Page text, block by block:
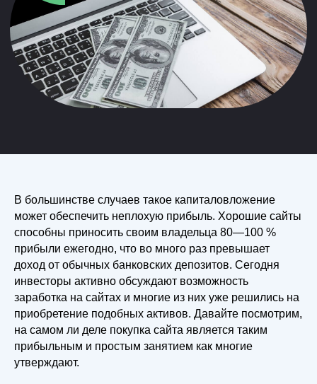
В большинстве случаев такое капиталовложение
может обеспечить неплохую прибыль. Хорошие сайты
способны приносить своим владельца 80—100 %
прибыли ежегодно, что во много раз превышает
доход от обычных банковских депозитов. Сегодня
инвесторы активно обсуждают возможность
заработка на сайтах и многие из них уже решились на
приобретение подобных активов. Давайте посмотрим,
на самом ли деле покупка сайта является таким
прибыльным и простым занятием как многие
утверждают.